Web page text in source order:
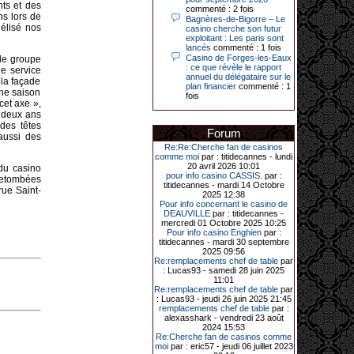
et des
lors de
nos
groupe
service
façade
saison
axe »,
ans
têtes
des
casino
Saint-
Le plus gros gain gagné depuis plus
de 20 ans dans l’établissement.
31-03-2026|
Série de jackpots au casino JOA de
Gujan-Mestras : ce mois de mars a
été fructueux pour quelques
joueurs. D’abord avec 44 207 euros
une machine à sous pour une mise
initiale de 5,28 €. Puis quelques
jours plus tard, le vendredi 27 mars,
un joueur a décroché 12 086 euros
sur une autre machine à sous.
Enfin, troisième et dernier jackpot,
record cette fois-ci, le samedi 28
mars dernier. Quelque 111 322
euros ont été remportés sur la table
d’Ultimate Texas Hold’em Poker,
grâce à une mise de 5 euros sur la
case bonus et une quinte flush
royale. Ces gains ont été annoncés
dans un communiqué diffusé par le
casino ce lundi 30 mars en soirée.
11-01-2026|
Dimanche 11 janvier, en soirée, une
cliente retraitée de 78 ans, habitant
Trémuson, a eu l’énorme surprise
commenté : 2 fois
Bagnères-de-Bigorre – Le
casino cherche son futur
exploitant : Les paris sont
lancés commenté : 1 fois
Casino de Forges-les-Eaux
: ce que révèle le rapport
annuel du délégataire sur le
plan financier commenté : 1
fois
Forum
Re:Re:Cherche fan de casinos
comme moi par : titidecannes - lundi
20 avril 2026 10:01
pour info casino CASSIS. par :
titidecannes - mardi 14 Octobre
2025 12:38
Pour info concernant le casino de
DEAUVILLE par : titidecannes -
mercredi 01 Octobre 2025 10:25
Pour info casino Enghienpar :
titidecannes - mardi 30 septembre
2025 09:56
Re:remplacements chef de table par
: Lucas93 - samedi 28 juin 2025
11:01
Re:remplacements chef de table par
: Lucas93 - jeudi 26 juin 2025 21:45
remplacements chef de tablepar :
alexasshark - vendredi 23 août
2024 15:53
Re:Cherche fan de casinos comme
moipar : eric57 - jeudi 06 juillet 2023